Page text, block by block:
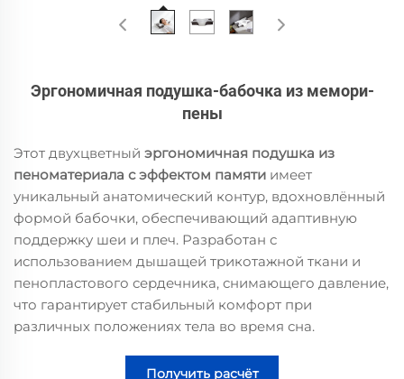
Эргономичная подушка-бабочка из мемори-
пены
Этот двухцветный эргономичная подушка из
пеноматериала с эффектом памяти имеет
уникальный анатомический контур, вдохновлённый
формой бабочки, обеспечивающий адаптивную
поддержку шеи и плеч. Разработан с
использованием дышащей трикотажной ткани и
пенопластового сердечника, снимающего давление,
что гарантирует стабильный комфорт при
различных положениях тела во время сна.
Получить расчёт